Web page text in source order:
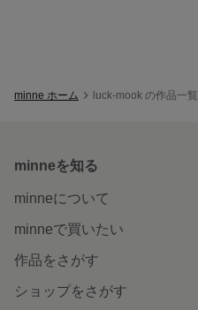
minne ホーム luck-mook の作品一覧
minneを知る
minneについて
minneで買いたい
作品をさがす
ショップをさがす